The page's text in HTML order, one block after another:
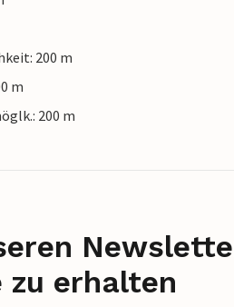
200 m
m
200 m
zu erhalten